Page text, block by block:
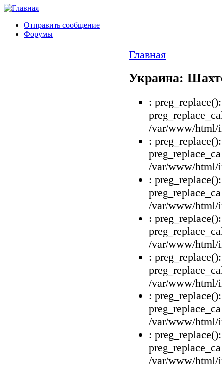
Отправить сообщение
Форумы
Главная
Украина:
:
/var/www/html/
:
/var/www/html/
:
/var/www/html/
:
/var/www/html/
:
/var/www/html/
:
/var/www/html/
:
/var/www/html/